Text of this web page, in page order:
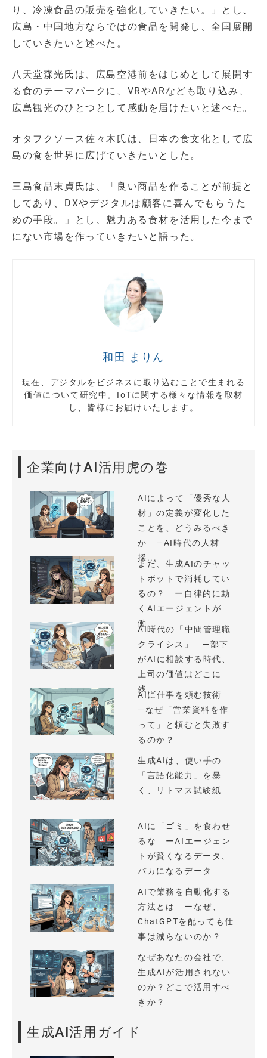
り、冷凍食品の販売を強化していきたい。」とし、
広島・中国地方ならではの食品を開発し、全国展開
していきたいと述べた。
八天堂森光氏は、広島空港前をはじめとして展開す
る食のテーマパークに、VRやARなども取り込み、
広島観光のひとつとして感動を届けたいと述べた。
オタフクソース佐々木氏は、日本の食文化として広
島の食を世界に広げていきたいとした。
三島食品末貞氏は、「良い商品を作ることが前提と
してあり、DXやデジタルは顧客に喜んでもらうた
めの手段。」とし、魅力ある食材を活用した今まで
にない市場を作っていきたいと語った。
和田 まりん
現在、デジタルをビジネスに取り込むことで生まれる
価値について研究中。IoTに関する様々な情報を取材
し、皆様にお届けいたします。
企業向けAI活用虎の巻
AIによって「優秀な人
材」の定義が変化した
ことを、どうみるべき
か —AI時代の人材
採...
まだ、生成AIのチャッ
トボットで消耗してい
るの？ ー自律的に動
くAIエージェントが
働...
AI時代の「中間管理職
クライシス」 —部下
がAIに相談する時代、
上司の価値はどこに
残...
AIに仕事を頼む技術
—なぜ「営業資料を作
って」と頼むと失敗す
るのか？
生成AIは、使い手の
「言語化能力」を暴
く、リトマス試験紙
AIに「ゴミ」を食わせ
るな ーAIエージェン
トが賢くなるデータ、
バカになるデータ
AIで業務を自動化する
方法とは ーなぜ、
ChatGPTを配っても仕
事は減らないのか？
なぜあなたの会社で、
生成AIが活用されない
のか？どこで活用すべ
きか？
生成AI活用ガイド